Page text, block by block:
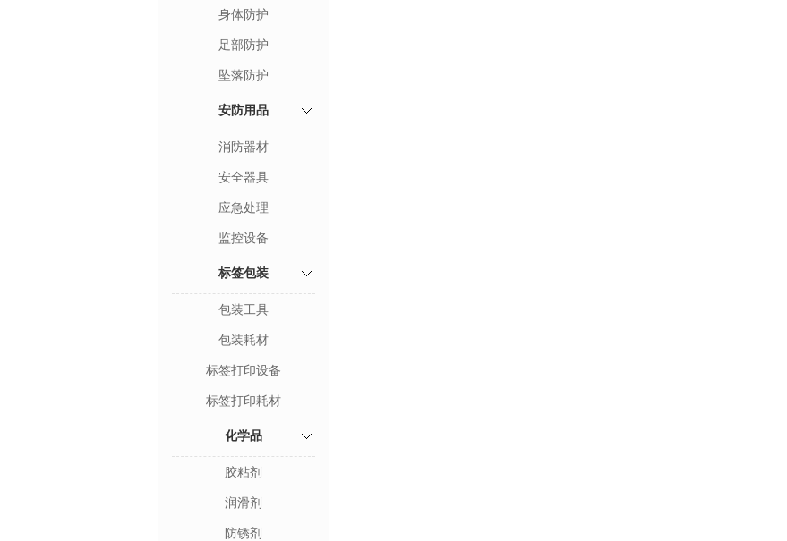
身体防护
足部防护
坠落防护
安防用品
消防器材
安全器具
应急处理
监控设备
标签包装
包装工具
包装耗材
标签打印设备
标签打印耗材
化学品
胶粘剂
润滑剂
防锈剂